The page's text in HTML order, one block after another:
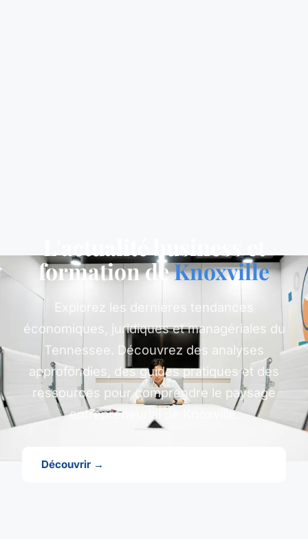
formation deKnoxville
Explorez les dernières tendances
économiques, juridiques et managériales du
Tennessee. Découvrez des analyses
approfondies, des guides pratiques et des
ressources pour comprendre le paysage
entrepreneurial de Knoxville.
Découvrir →